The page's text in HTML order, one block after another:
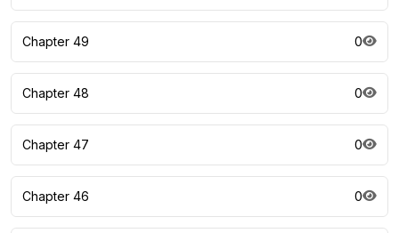
Chapter 49 0
Chapter 48 0
Chapter 47 0
Chapter 46 0